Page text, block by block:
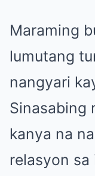
Maraming
lumutang
nangyari
Sinasabing
kanya na
relasyon sa